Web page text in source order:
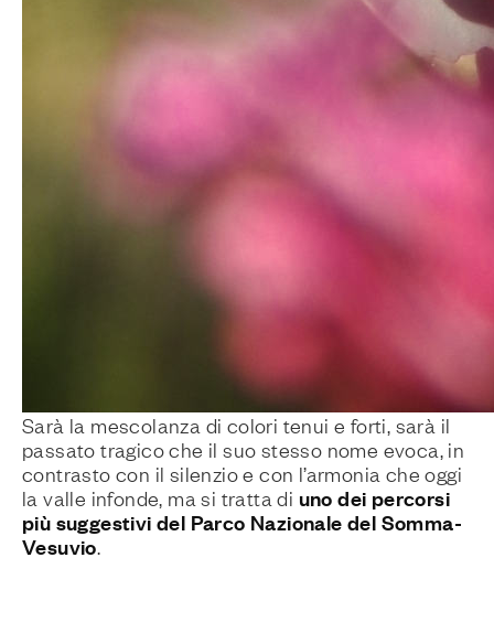
Sarà la mescolanza di colori tenui e forti, sarà il
passato tragico che il suo stesso nome evoca, in
contrasto con il silenzio e con l’armonia che oggi
la valle infonde, ma si tratta di uno dei percorsi
più suggestivi del Parco Nazionale del Somma-
Vesuvio.